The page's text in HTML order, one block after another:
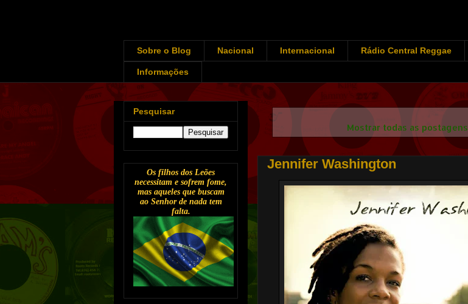
Sobre o Blog Nacional Internacional Rádio Central Reggae
Informações
Mostrando postagens com marcador
Mostrar todas as postagens
Jennifer Washington
Pesquisar
Os filhos dos Leões
necessitam e sofrem fome,
mas aqueles que buscam
ao Senhor de nada tem
falta.